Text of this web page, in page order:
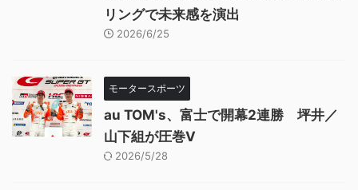
リングで未来感を演出
2026/6/25
モータースポーツ
au TOM's、富士で開幕2連勝 坪井／
山下組が圧巻V
2026/5/28